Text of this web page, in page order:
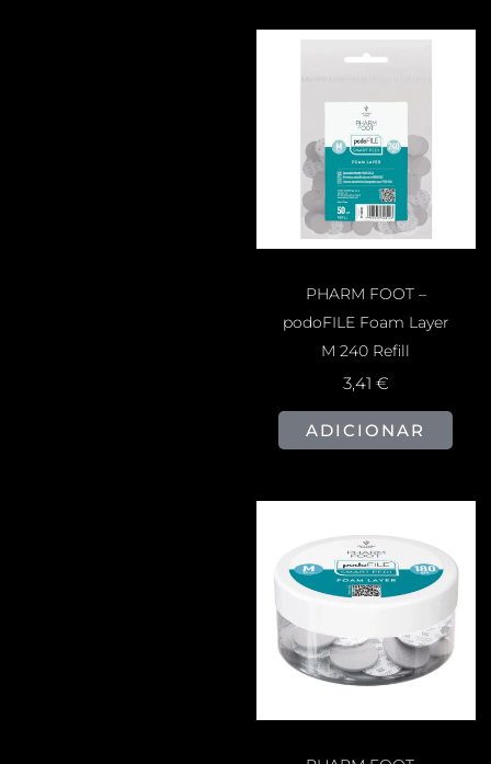
PHARM FOOT –
podoFILE Foam Layer
M 240 Refill
3,41 €
ADICIONAR